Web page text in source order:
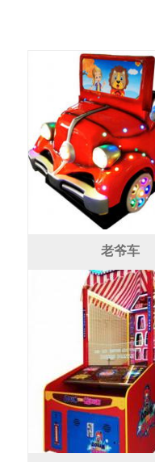
老爷车